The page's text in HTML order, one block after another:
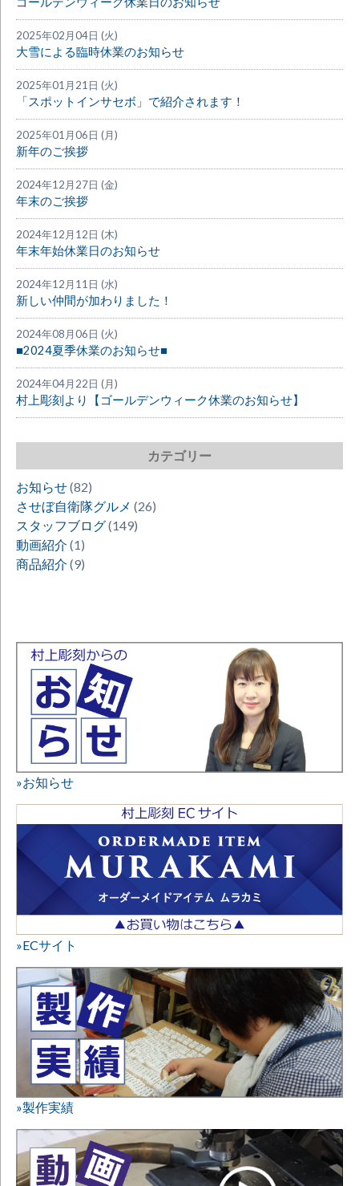
2025年02月04日 (火)
大雪による臨時休業のお知らせ
2025年01月21日 (火)
「スポットインサセボ」で紹介されます！
2025年01月06日 (月)
新年のご挨拶
2024年12月27日 (金)
年末のご挨拶
2024年12月12日 (木)
年末年始休業日のお知らせ
2024年12月11日 (水)
新しい仲間が加わりました！
2024年08月06日 (火)
■2024夏季休業のお知らせ■
2024年04月22日 (月)
村上彫刻より【ゴールデンウィーク休業のお知らせ】
カテゴリー
お知らせ(82)
させぼ自衛隊グルメ (26)
スタッフブログ(149)
動画紹介 (1)
商品紹介 (9)
»お知らせ
»ECサイト
»製作実績